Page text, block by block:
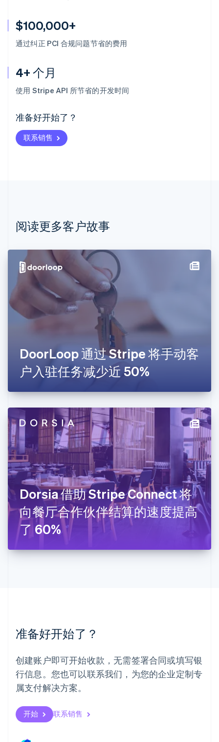
$100,000+
通过纠正 PCI 合规问题节省的费用
4+ 个月
使用 Stripe API 所节省的开发时间
准备好开始了？
联系销售
阅读更多客户故事
DoorLoop 通过 Stripe 将手动客
户入驻任务减少近 50%
Dorsia 借助 Stripe Connect 将
向餐厅合作伙伴结算的速度提高
了 60%
准备好开始了？
创建账户即可开始收款，无需签署合同或填写银
行信息。您也可以联系我们，为您的企业定制专
属支付解决方案。
开始 联系销售
阿联酋
爱尔兰
爱沙尼亚
English
奥地利
Deutsch English
Nederlands Français Deutsch
波兰
丹麦
德国
Deutsch English
法国
Français English
芬兰
加拿大
Français
捷克
克罗地亚
拉脱维亚
English
立陶宛
English
列支敦士登
卢森堡
FrançaisDeutschEnglish
罗马尼亚
English
马尔他
English
马来西亚
美国
日本
日本語English
SvenskaEnglish
瑞士
DeutschFrançais ItalianoEnglish
塞浦路斯
斯洛伐克
English
English